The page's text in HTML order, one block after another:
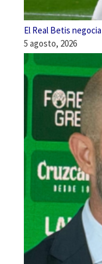
El Real Betis
5 agosto, 2026